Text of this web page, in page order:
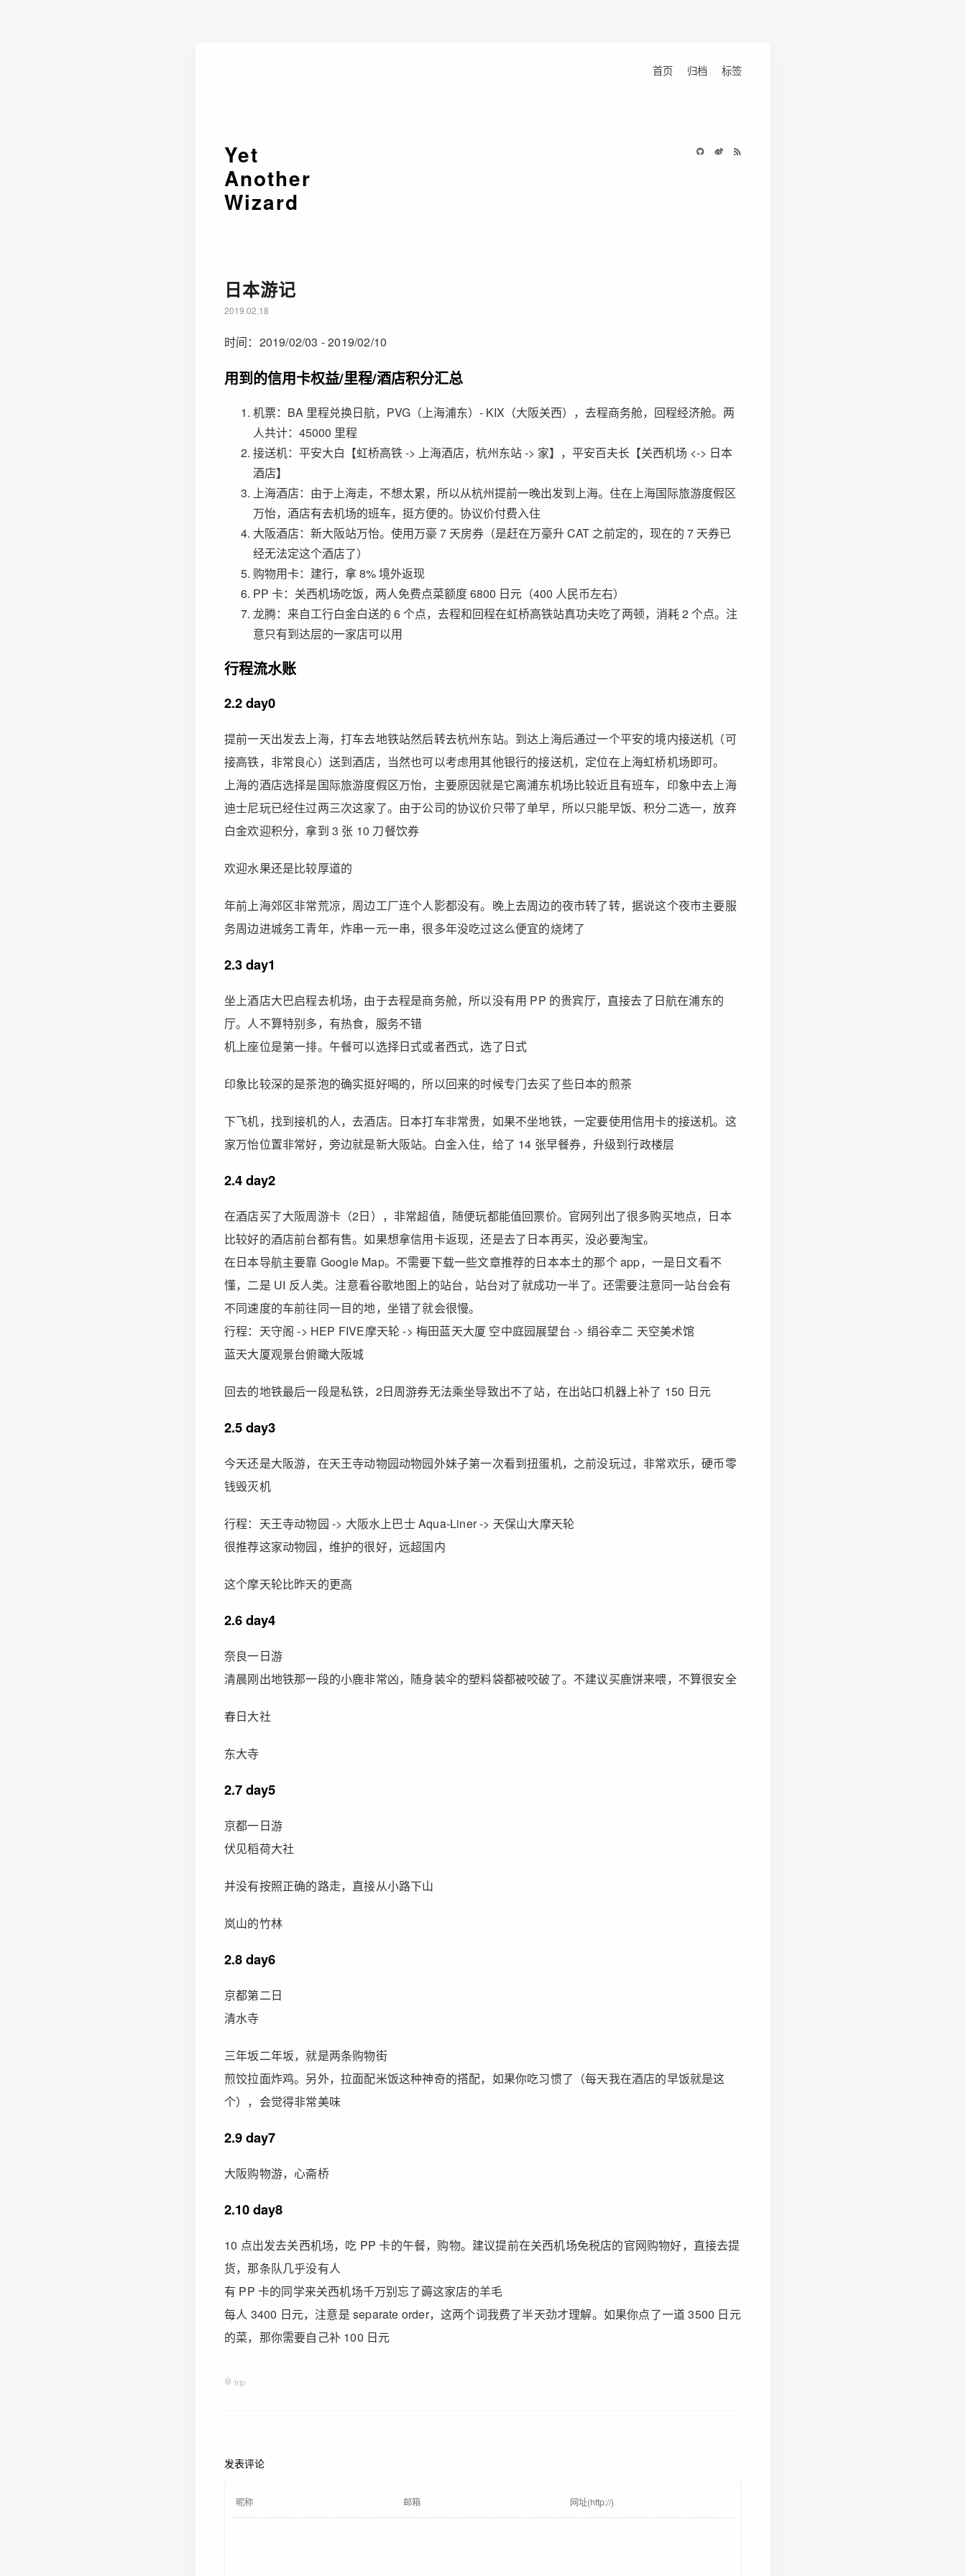
首页 归档 标签
Yet
Another
Wizard
日本游记
2019.02.18
时间：2019/02/03 - 2019/02/10
用到的信用卡权益/里程/酒店积分汇总
机票：BA 里程兑换日航，PVG（上海浦东）- KIX（大阪关西），去程商务舱，回程经济舱。两
人共计：45000 里程
接送机：平安大白【虹桥高铁 -> 上海酒店，杭州东站 -> 家】，平安百夫长【关西机场 <-> 日本
酒店】
上海酒店：由于上海走，不想太累，所以从杭州提前一晚出发到上海。住在上海国际旅游度假区
万怡，酒店有去机场的班车，挺方便的。协议价付费入住
大阪酒店：新大阪站万怡。使用万豪 7 天房券（是赶在万豪升 CAT 之前定的，现在的 7 天券已
经无法定这个酒店了）
购物用卡：建行，拿 8% 境外返现
PP 卡：关西机场吃饭，两人免费点菜额度 6800 日元（400 人民币左右）
龙腾：来自工行白金白送的 6 个点，去程和回程在虹桥高铁站真功夫吃了两顿，消耗 2 个点。注
意只有到达层的一家店可以用
行程流水账
2.2 day0
提前一天出发去上海，打车去地铁站然后转去杭州东站。到达上海后通过一个平安的境内接送机（可
接高铁，非常良心）送到酒店，当然也可以考虑用其他银行的接送机，定位在上海虹桥机场即可。
上海的酒店选择是国际旅游度假区万怡，主要原因就是它离浦东机场比较近且有班车，印象中去上海
迪士尼玩已经住过两三次这家了。由于公司的协议价只带了单早，所以只能早饭、积分二选一，放弃
白金欢迎积分，拿到 3 张 10 刀餐饮券
欢迎水果还是比较厚道的
年前上海郊区非常荒凉，周边工厂连个人影都没有。晚上去周边的夜市转了转，据说这个夜市主要服
务周边进城务工青年，炸串一元一串，很多年没吃过这么便宜的烧烤了
2.3 day1
坐上酒店大巴启程去机场，由于去程是商务舱，所以没有用 PP 的贵宾厅，直接去了日航在浦东的
厅。人不算特别多，有热食，服务不错
机上座位是第一排。午餐可以选择日式或者西式，选了日式
印象比较深的是茶泡的确实挺好喝的，所以回来的时候专门去买了些日本的煎茶
下飞机，找到接机的人，去酒店。日本打车非常贵，如果不坐地铁，一定要使用信用卡的接送机。这
家万怡位置非常好，旁边就是新大阪站。白金入住，给了 14 张早餐券，升级到行政楼层
2.4 day2
在酒店买了大阪周游卡（2日），非常超值，随便玩都能值回票价。官网列出了很多购买地点，日本
比较好的酒店前台都有售。如果想拿信用卡返现，还是去了日本再买，没必要淘宝。
在日本导航主要靠 Google Map。不需要下载一些文章推荐的日本本土的那个 app，一是日文看不
懂，二是 UI 反人类。注意看谷歌地图上的站台，站台对了就成功一半了。还需要注意同一站台会有
不同速度的车前往同一目的地，坐错了就会很慢。
行程：天守阁 -> HEP FIVE摩天轮 -> 梅田蓝天大厦 空中庭园展望台 -> 绢谷幸二 天空美术馆
蓝天大厦观景台俯瞰大阪城
回去的地铁最后一段是私铁，2日周游券无法乘坐导致出不了站，在出站口机器上补了 150 日元
2.5 day3
今天还是大阪游，在天王寺动物园动物园外妹子第一次看到扭蛋机，之前没玩过，非常欢乐，硬币零
钱毁灭机
行程：天王寺动物园 -> 大阪水上巴士 Aqua-Liner -> 天保山大摩天轮
很推荐这家动物园，维护的很好，远超国内
这个摩天轮比昨天的更高
2.6 day4
奈良一日游
清晨刚出地铁那一段的小鹿非常凶，随身装伞的塑料袋都被咬破了。不建议买鹿饼来喂，不算很安全
春日大社
东大寺
2.7 day5
京都一日游
伏见稻荷大社
并没有按照正确的路走，直接从小路下山
岚山的竹林
2.8 day6
京都第二日
清水寺
三年坂二年坂，就是两条购物街
煎饺拉面炸鸡。另外，拉面配米饭这种神奇的搭配，如果你吃习惯了（每天我在酒店的早饭就是这
个），会觉得非常美味
2.9 day7
大阪购物游，心斋桥
2.10 day8
10 点出发去关西机场，吃 PP 卡的午餐，购物。建议提前在关西机场免税店的官网购物好，直接去提
货，那条队几乎没有人
有 PP 卡的同学来关西机场千万别忘了薅这家店的羊毛
每人 3400 日元，注意是 separate order，这两个词我费了半天劲才理解。如果你点了一道 3500 日元
的菜，那你需要自己补 100 日元
trip
发表评论